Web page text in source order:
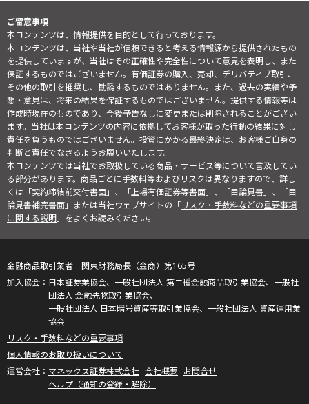
ご留意事項
本コンテンツは、情報提供を目的として行っております。
本コンテンツは、当社や当社が信頼できると考える情報源から提供されたもの
を提供していますが、当社はその正確性や完全性について意見を表明し、また
保証するものではございません。有価証券の購入、売却、デリバティブ取引、
その他の取引を推奨し、勧誘するものではありません。また、過去の実績や予
想・意見は、将来の結果を保証するものではございません。提供する情報等は
作成時現在のものであり、今後予告なしに変更または削除されることがござい
ます。当社は本コンテンツの内容に依拠してお客様が取った行動の結果に対し
責任を負うものではございません。投資にかかる最終決定は、お客様ご自身の
判断と責任でなさるようお願いいたします。
本コンテンツでは当社でお取扱している商品・サービス等について言及してい
る部分があります。商品ごとに手数料等およびリスクは異なりますので、詳し
くは「契約締結前交付書面」、「上場有価証券等書面」、「目論見書」、「目
論見書補完書面」または当社ウェブサイトの「リスク・手数料などの重要事項
に関する説明」をよくお読みください。
金融商品取引業者 関東財務局長（金商）第165号
日本証券業協会、一般社団法人 第二種金融商品取引業協会、一般社
団法人 金融先物取引業協会、
一般社団法人 日本暗号資産等取引業協会、一般社団法人 資産運用業
協会
リスク・手数料などの重要事項
個人情報のお取り扱いについて
マネックス証券株式会社 会社概要 お問合せ
ヘルプ（通知の登録・解除）